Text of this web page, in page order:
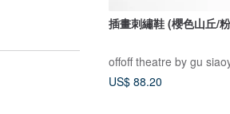
插畫刺繡鞋 (櫻色山丘/
offoff theatre by gu
US$ 88.20